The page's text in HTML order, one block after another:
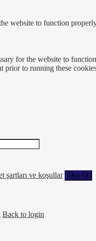
website to function
for the website to
prior to running these
şartları ve koşullar Üye Ol
Back to login